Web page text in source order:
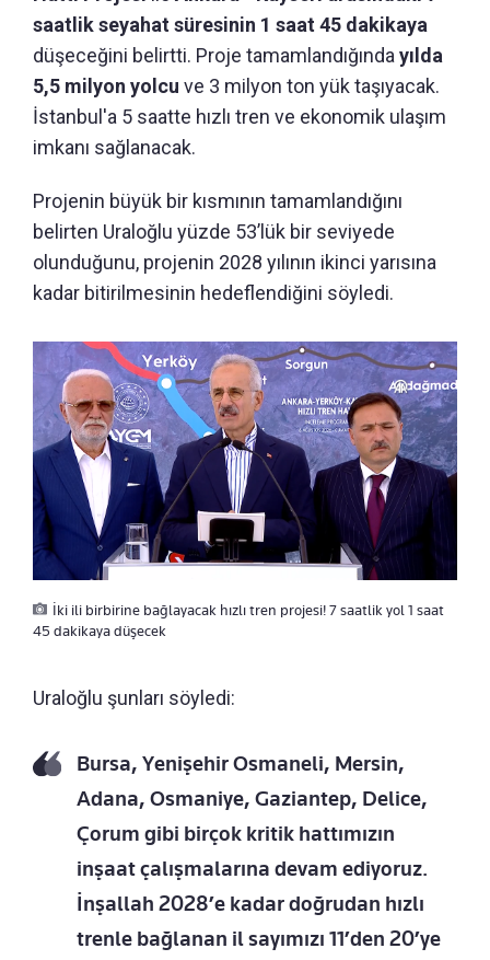
saatlik seyahat süresinin 1 saat 45 dakikaya
düşeceğini belirtti. Proje tamamlandığında yılda
5,5 milyon yolcu ve 3 milyon ton yük taşıyacak.
İstanbul'a 5 saatte hızlı tren ve ekonomik ulaşım
imkanı sağlanacak.
Projenin büyük bir kısmının tamamlandığını
belirten Uraloğlu yüzde 53’lük bir seviyede
olunduğunu, projenin 2028 yılının ikinci yarısına
kadar bitirilmesinin hedeflendiğini söyledi.
İki ili birbirine bağlayacak hızlı tren projesi! 7 saatlik yol 1 saat
45 dakikaya düşecek
Uraloğlu şunları söyledi:
Bursa, Yenişehir Osmaneli, Mersin,
Adana, Osmaniye, Gaziantep, Delice,
Çorum gibi birçok kritik hattımızın
inşaat çalışmalarına devam ediyoruz.
İnşallah 2028’e kadar doğrudan hızlı
trenle bağlanan il sayımızı 11’den 20’ye